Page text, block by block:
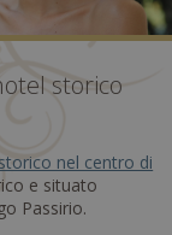
storico
nel centro di
e situato
Passirio.